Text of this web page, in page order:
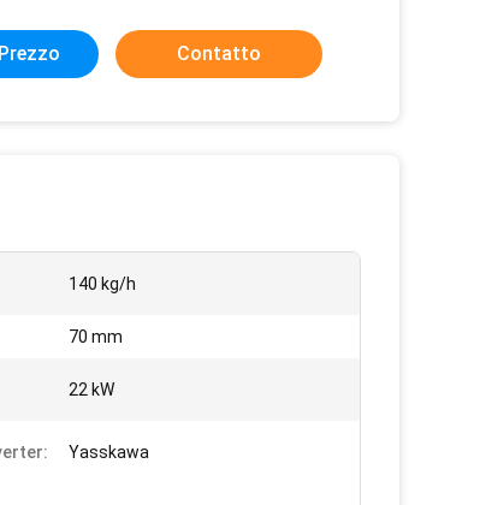
Contatto
140 kg/h
70 mm
22 kW
Yasskawa